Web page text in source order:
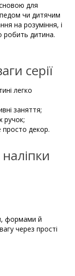
для
чи дитячим
на розуміння, і
робить дитина.
серії
легко
заняття;
ручок;
просто декор.
наліпки
формами й
через прості